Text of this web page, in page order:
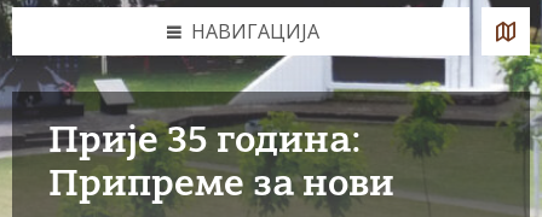
НАВИГАЦИЈА
Прије 35 година:
Припреме за нови